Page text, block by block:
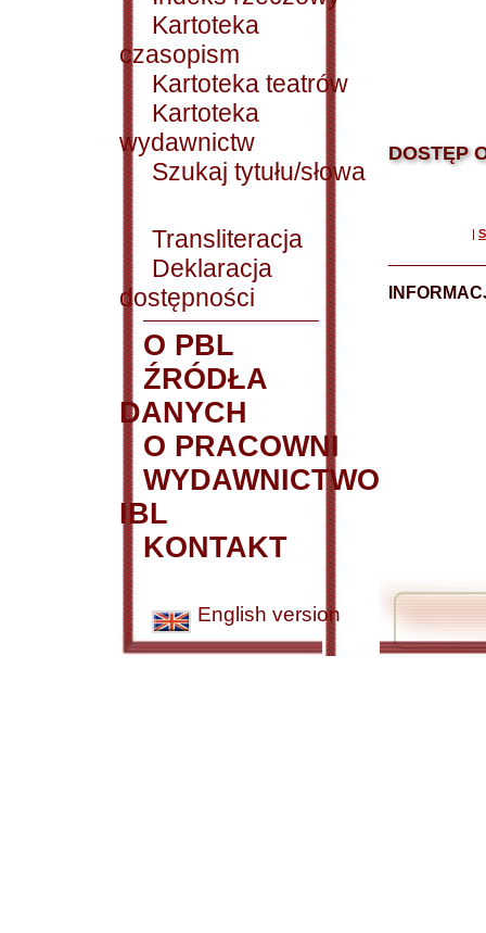
Kartoteka
czasopism
Kartoteka teatrów
Kartoteka
wydawnictw
Szukaj tytułu/słowa
Transliteracja
Deklaracja
dostępności
O PBL
ŹRÓDŁA
DANYCH
O PRACOWNI
WYDAWNICTWO
IBL
KONTAKT
English version
DOSTĘP
|